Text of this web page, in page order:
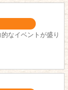
なイベントが盛り